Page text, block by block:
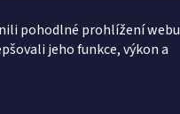
pohodlné prohlížení webu
jeho funkce, výkon a